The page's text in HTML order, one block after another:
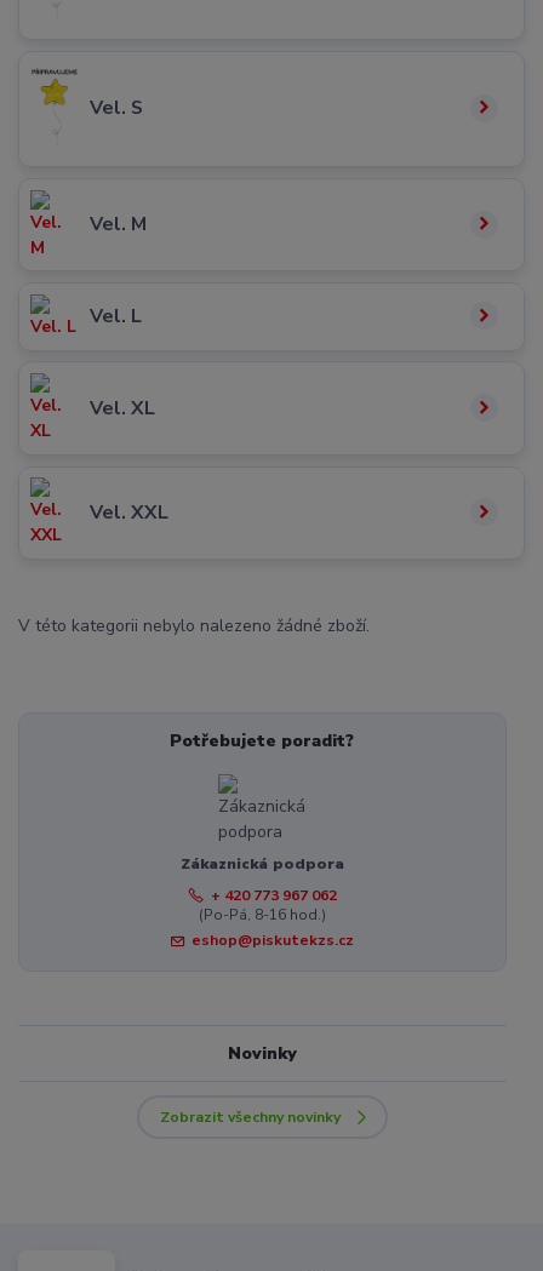
Vel. S
Vel. M
Vel. L
Vel. XL
Vel. XXL
V této kategorii nebylo nalezeno žádné zboží.
Potřebujete poradit?
Zákaznická podpora
+ 420 773 967 062
(Po-Pá, 8-16 hod.)
eshop@piskutekzs.cz
Novinky
Zobrazit všechny novinky